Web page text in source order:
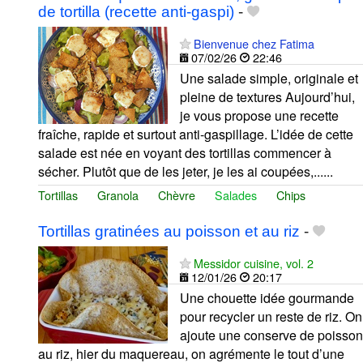
de tortilla (recette anti-gaspi) -
Bienvenue chez Fatima
07/02/26
22:46
Une salade simple, originale et
pleine de textures Aujourd’hui,
je vous propose une recette
fraîche, rapide et surtout anti-gaspillage. L’idée de cette
salade est née en voyant des tortillas commencer à
sécher. Plutôt que de les jeter, je les ai coupées,......
Tortillas Granola Chèvre Salades Chips
Tortillas gratinées au poisson et au riz -
Messidor cuisine, vol. 2
12/01/26
20:17
Une chouette idée gourmande
pour recycler un reste de riz. On
ajoute une conserve de poisson
au riz, hier du maquereau, on agrémente le tout d’une